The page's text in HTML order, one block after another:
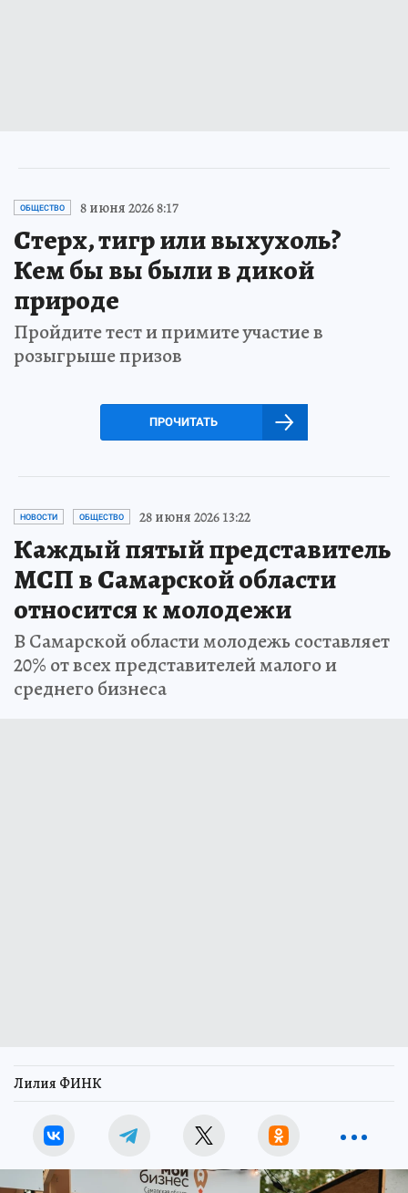
ОБЩЕСТВО 8 июня 2026 8:17
Стерх, тигр или выхухоль?
Кем бы вы были в дикой
природе
Пройдите тест и примите участие в
розыгрыше призов
ПРОЧИТАТЬ
НОВОСТИ ОБЩЕСТВО 28 июня 2026 13:22
Каждый пятый представитель
МСП в Самарской области
относится к молодежи
В Самарской области молодежь составляет
20% от всех представителей малого и
среднего бизнеса
Лилия ФИНК